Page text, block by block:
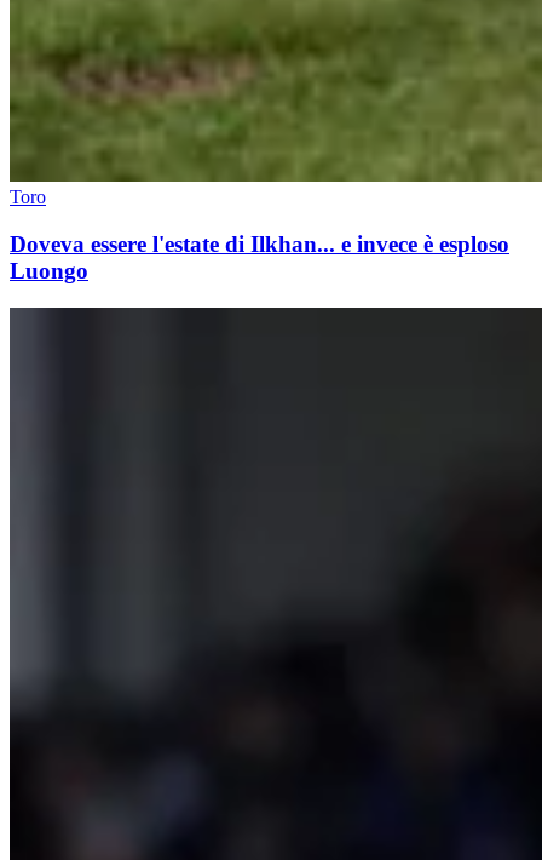
Toro
Doveva essere l'estate di Ilkhan... e invece è esploso
Luongo